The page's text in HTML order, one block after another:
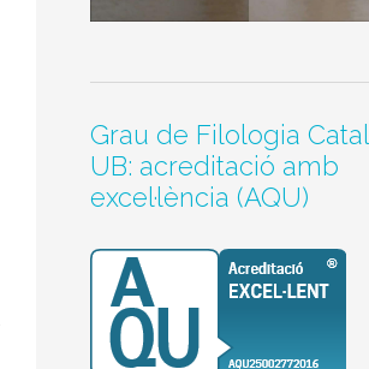
Grau de Filologia
UB: acreditació amb
excel·lència (AQU)